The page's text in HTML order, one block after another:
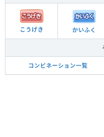
こうげき かいふく
コンビネーション一覧